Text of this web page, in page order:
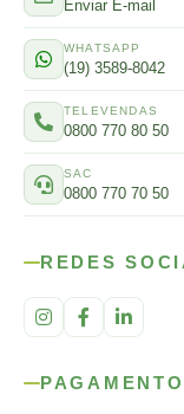
Enviar E-mail
WHATSAPP
(19) 3589-8042
TELEVENDAS
0800 770 80 50
SAC
0800 770 70 50
REDES
PAGAMENTO